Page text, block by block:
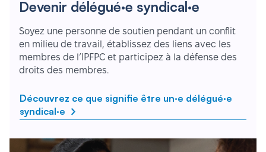
Devenir délégué·e syndical·e
Soyez une personne de soutien pendant un conflit
en milieu de travail, établissez des liens avec les
membres de l’IPFPC et participez à la défense des
droits des membres.
Découvrez ce que signifie être un·e délégué·e
syndical·e